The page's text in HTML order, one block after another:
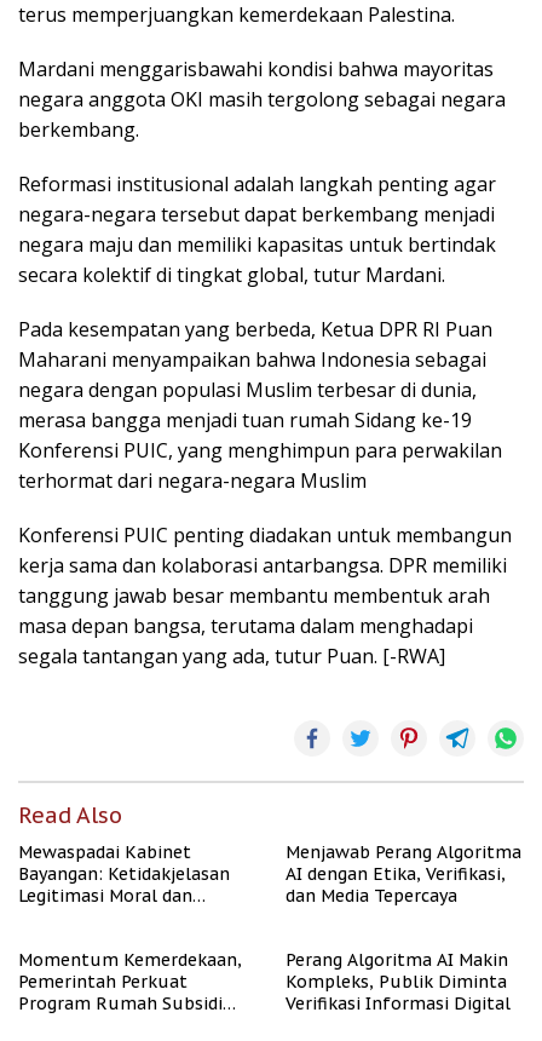
terus memperjuangkan kemerdekaan Palestina.
Mardani menggarisbawahi kondisi bahwa mayoritas
negara anggota OKI masih tergolong sebagai negara
berkembang.
Reformasi institusional adalah langkah penting agar
negara-negara tersebut dapat berkembang menjadi
negara maju dan memiliki kapasitas untuk bertindak
secara kolektif di tingkat global, tutur Mardani.
Pada kesempatan yang berbeda, Ketua DPR RI Puan
Maharani menyampaikan bahwa Indonesia sebagai
negara dengan populasi Muslim terbesar di dunia,
merasa bangga menjadi tuan rumah Sidang ke-19
Konferensi PUIC, yang menghimpun para perwakilan
terhormat dari negara-negara Muslim
Konferensi PUIC penting diadakan untuk membangun
kerja sama dan kolaborasi antarbangsa. DPR memiliki
tanggung jawab besar membantu membentuk arah
masa depan bangsa, terutama dalam menghadapi
segala tantangan yang ada, tutur Puan. [-RWA]
Read Also
Mewaspadai Kabinet
Bayangan: Ketidakjelasan
Legitimasi Moral dan
Menjawab Perang Algoritma
AI dengan Etika, Verifikasi,
dan Media Tepercaya
Momentum Kemerdekaan,
Pemerintah Perkuat
Program Rumah Subsidi
Perang Algoritma AI Makin
Kompleks, Publik Diminta
Verifikasi Informasi Digital